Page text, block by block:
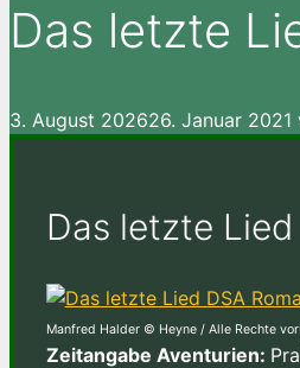
Das letzte
3. August 202626. Januar 2021
Das letzte Lied
Manfred Halder © Heyne / Alle Rechte
Zeitangabe Aventurien: